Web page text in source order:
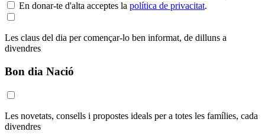
En donar-te d'alta acceptes la política de privacitat.
Les claus del dia per començar-lo ben informat, de dilluns a
divendres
Bon dia Nació
Les novetats, consells i propostes ideals per a totes les famílies, cada
divendres